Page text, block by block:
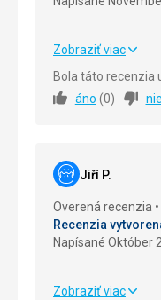
Ubytovanie
Služby
Cena
Zobraziť viac
Bola táto recenzia
áno (0) nie
Jiří P.
Overená recenzia
Recenzia
Napísané Október
Zobraziť viac